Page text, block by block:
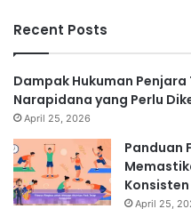
Recent Posts
Dampak Hukuman
Narapidana yang Perlu
April 25, 2026
Panduan
Konsisten
April 25,